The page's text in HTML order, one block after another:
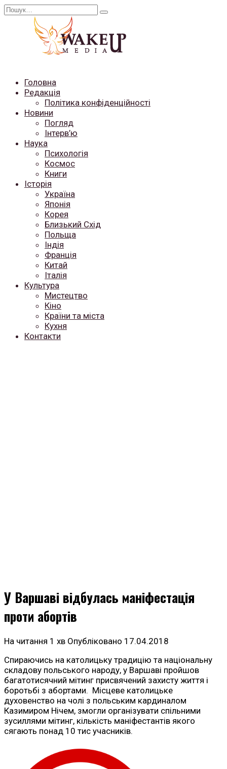
Перейти
Search
Головна
Редакція
Політика конфіденційності
Новини
Погляд
Інтерв’ю
Наука
Психологія
Космос
Книги
Історія
Україна
Японія
Корея
Близький Схід
Польща
Індія
Франція
Китай
Італія
Культура
Мистецтво
Кіно
Країни та міста
Кухня
Контакти
У Варшаві відбулась маніфестація
проти абортів
На читання 1 хв Опубліковано 17.04.2018
Спираючись на католицьку традицію та національну
складову польського народу, у Варшаві пройшов
багатотисячний мітинг присвячений захисту життя і
боротьбі з абортами. Місцеве католицьке
духовенство на чолі з польським кардиналом
Казимиром Нічем, змогли організувати спільними
зусиллями мітинг, кількість маніфестантів якого
сягають понад 10 тис учасників.